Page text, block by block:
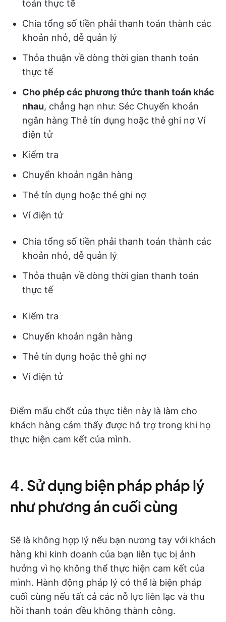
toán thực tế
Chia tổng số tiền phải thanh toán thành các
khoản nhỏ, dễ quản lý
Thỏa thuận về dòng thời gian thanh toán
thực tế
Cho phép các phương thức thanh toán khác
nhau, chẳng hạn như: Séc Chuyển khoản
ngân hàng Thẻ tín dụng hoặc thẻ ghi nợ Ví
điện tử
Kiểm tra
Chuyển khoản ngân hàng
Thẻ tín dụng hoặc thẻ ghi nợ
Ví điện tử
Chia tổng số tiền phải thanh toán thành các
khoản nhỏ, dễ quản lý
Thỏa thuận về dòng thời gian thanh toán
thực tế
Kiểm tra
Chuyển khoản ngân hàng
Thẻ tín dụng hoặc thẻ ghi nợ
Ví điện tử
Điểm mấu chốt của thực tiễn này là làm cho
khách hàng cảm thấy được hỗ trợ trong khi họ
thực hiện cam kết của mình.
4. Sử dụng biện pháp pháp lý
như phương án cuối cùng
Sẽ là không hợp lý nếu bạn nương tay với khách
hàng khi kinh doanh của bạn liên tục bị ảnh
hưởng vì họ không thể thực hiện cam kết của
mình. Hành động pháp lý có thể là biện pháp
cuối cùng nếu tất cả các nỗ lực liên lạc và thu
hồi thanh toán đều không thành công.